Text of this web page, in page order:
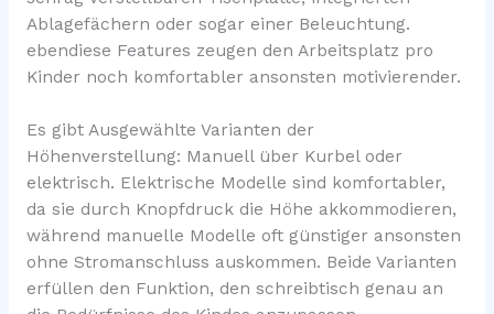
Ablagefächern oder sogar einer Beleuchtung.
ebendiese Features zeugen den Arbeitsplatz pro
Kinder noch komfortabler ansonsten motivierender.
Es gibt Ausgewählte Varianten der
Höhenverstellung: Manuell über Kurbel oder
elektrisch. Elektrische Modelle sind komfortabler,
da sie durch Knopfdruck die Höhe akkommodieren,
während manuelle Modelle oft günstiger ansonsten
ohne Stromanschluss auskommen. Beide Varianten
erfüllen den Funktion, den schreibtisch genau an